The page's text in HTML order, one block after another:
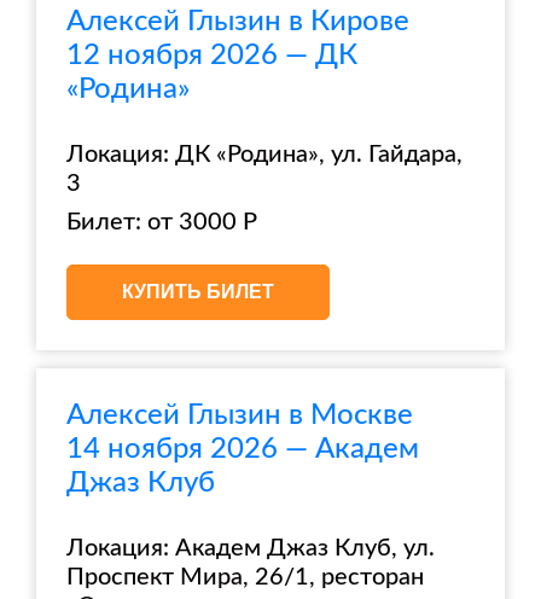
Алексей Глызин в Кирове
12 ноября 2026 — ДК
«Родина»
Локация: ДК «Родина», ул. Гайдара,
3
Билет: от 3000 Р
КУПИТЬ БИЛЕТ
Алексей Глызин в Москве
14 ноября 2026 — Академ
Джаз Клуб
Локация: Академ Джаз Клуб, ул.
Проспект Мира, 26/1, ресторан